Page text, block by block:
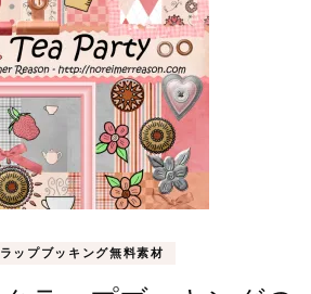
ップブッキング無料素材